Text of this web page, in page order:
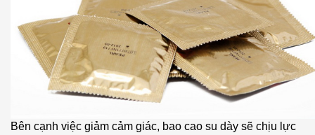
Bên cạnh việc giảm cảm giác, bao cao su dày sẽ chịu lực